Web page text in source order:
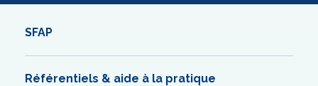
SFAP
Référentiels & aide à la pratique